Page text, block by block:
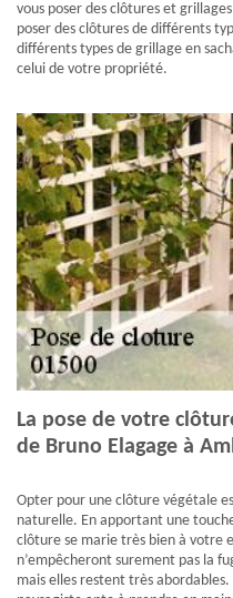
vous poser des clôtures et
poser des clôtures de différents
différents types de grillage en
celui de votre propriété.
La pose de votre
de Bruno Elagage à
Opter pour une clôture végétale
naturelle. En apportant une
clôture se marie très bien à votre
n’empêcheront surement pas la
mais elles restent très